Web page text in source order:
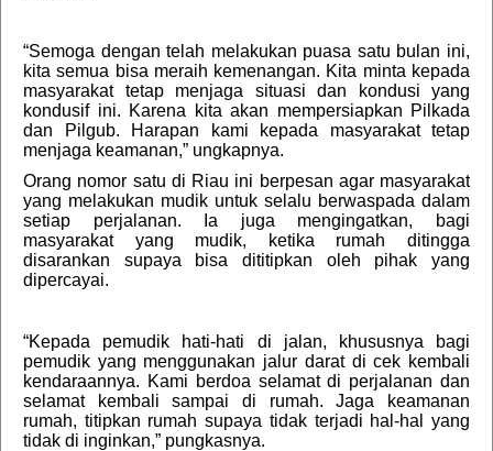
“Semoga dengan telah melakukan puasa satu bulan ini,
kita semua bisa meraih kemenangan. Kita minta kepada
masyarakat tetap menjaga situasi dan kondusi yang
kondusif ini. Karena kita akan mempersiapkan Pilkada
dan Pilgub. Harapan kami kepada masyarakat tetap
menjaga keamanan,” ungkapnya.
Orang nomor satu di Riau ini berpesan agar masyarakat
yang melakukan mudik untuk selalu berwaspada dalam
setiap perjalanan. Ia juga mengingatkan, bagi
masyarakat yang mudik, ketika rumah ditingga
disarankan supaya bisa dititipkan oleh pihak yang
dipercayai.
“Kepada pemudik hati-hati di jalan, khususnya bagi
pemudik yang menggunakan jalur darat di cek kembali
kendaraannya. Kami berdoa selamat di perjalanan dan
selamat kembali sampai di rumah. Jaga keamanan
rumah, titipkan rumah supaya tidak terjadi hal-hal yang
tidak di inginkan,” pungkasnya.